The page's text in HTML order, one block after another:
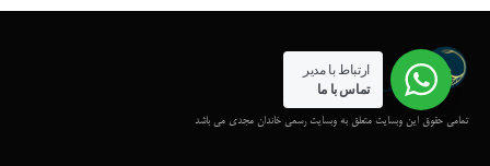
تمامی حقوق این وبسایت متعلق به وبسایت رسمی خاندان مجدی می باشد
ارتباط با مدیر
تماس با ما